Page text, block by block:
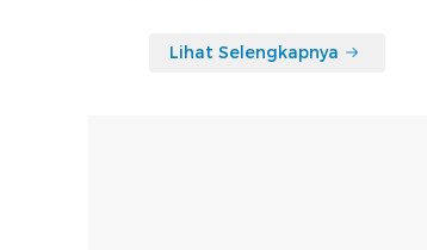
Lihat Selengkapnya